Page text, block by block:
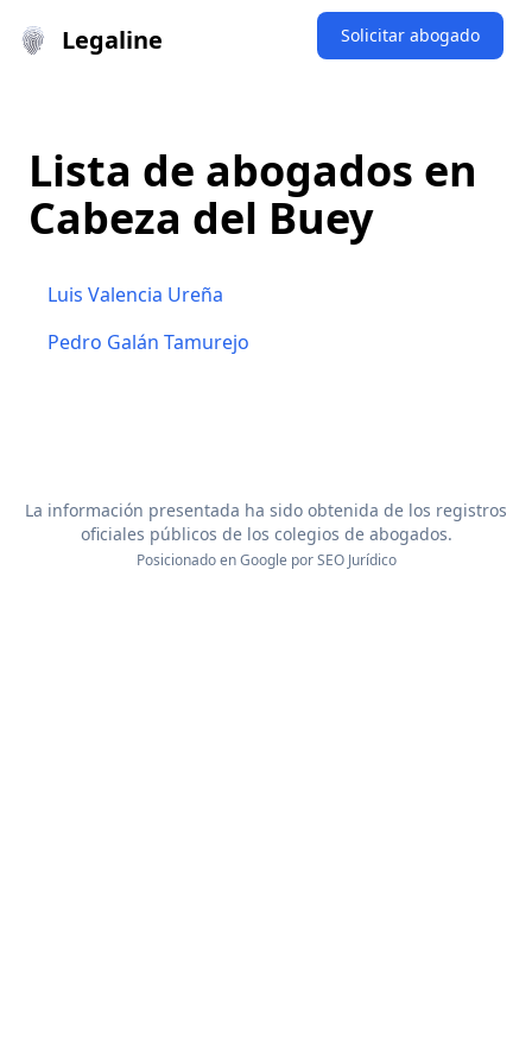
Legaline Solicitar abogado
Lista de abogados en
Cabeza del Buey
Luis Valencia Ureña
Pedro Galán Tamurejo
La información presentada ha sido obtenida de los registros
oficiales públicos de los colegios de abogados.
Posicionado en Google porSEO Jurídico